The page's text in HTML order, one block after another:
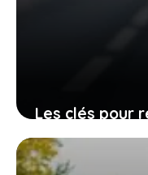
Les clés pour
barrée et
surprises sur